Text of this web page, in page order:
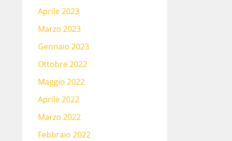
Aprile 2023
Marzo 2023
Gennaio 2023
Ottobre 2022
Maggio 2022
Aprile 2022
Marzo 2022
Febbraio 2022